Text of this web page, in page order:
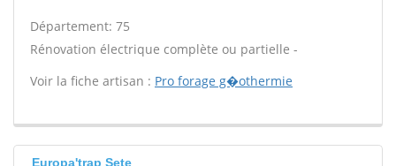
Département: 75
Rénovation électrique complète ou partielle -
Voir la fiche artisan : Pro forage g�othermie
Europa'trap Sete